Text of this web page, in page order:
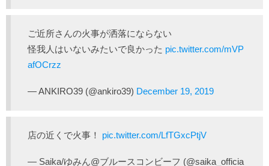
ご近所さんの火事が洒落にならない
怪我人はいないみたいで良かった pic.twitter.com/mVP
afOCrzz
— ANKIRO39 (@ankiro39) December 19, 2019
店の近くで火事！ pic.twitter.com/LfTGxcPtjV
— Saika/ゆみん@ブルースコンビーフ (@saika_officia